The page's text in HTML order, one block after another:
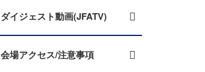
ダイジェスト動画(JFATV)
会場アクセス/注意事項